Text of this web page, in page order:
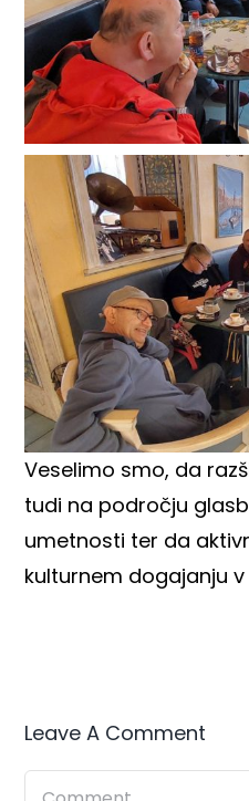
Veselimo smo, da
tudi na področju
umetnosti ter da
kulturnem dogajanju v
Leave A Comment
Comment